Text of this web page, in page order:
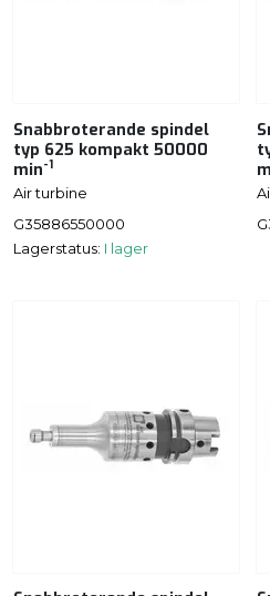
Snabbroterande spindel
typ 625 kompakt 50000
min-1
Air turbine
G35886550000
Lagerstatus: I lager